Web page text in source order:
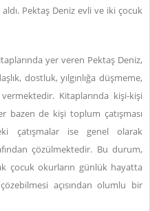
Pektaş Deniz evli ve iki çocuk
yer veren Pektaş Deniz,
dostluk, yılgınlığa düşmeme,
Kitaplarında kişi-kişi
bazen de kişi toplum çatışması
çatışmalar ise genel olarak
çözülmektedir. Bu durum,
çocuk okurların günlük hayatta
açısından olumlu bir